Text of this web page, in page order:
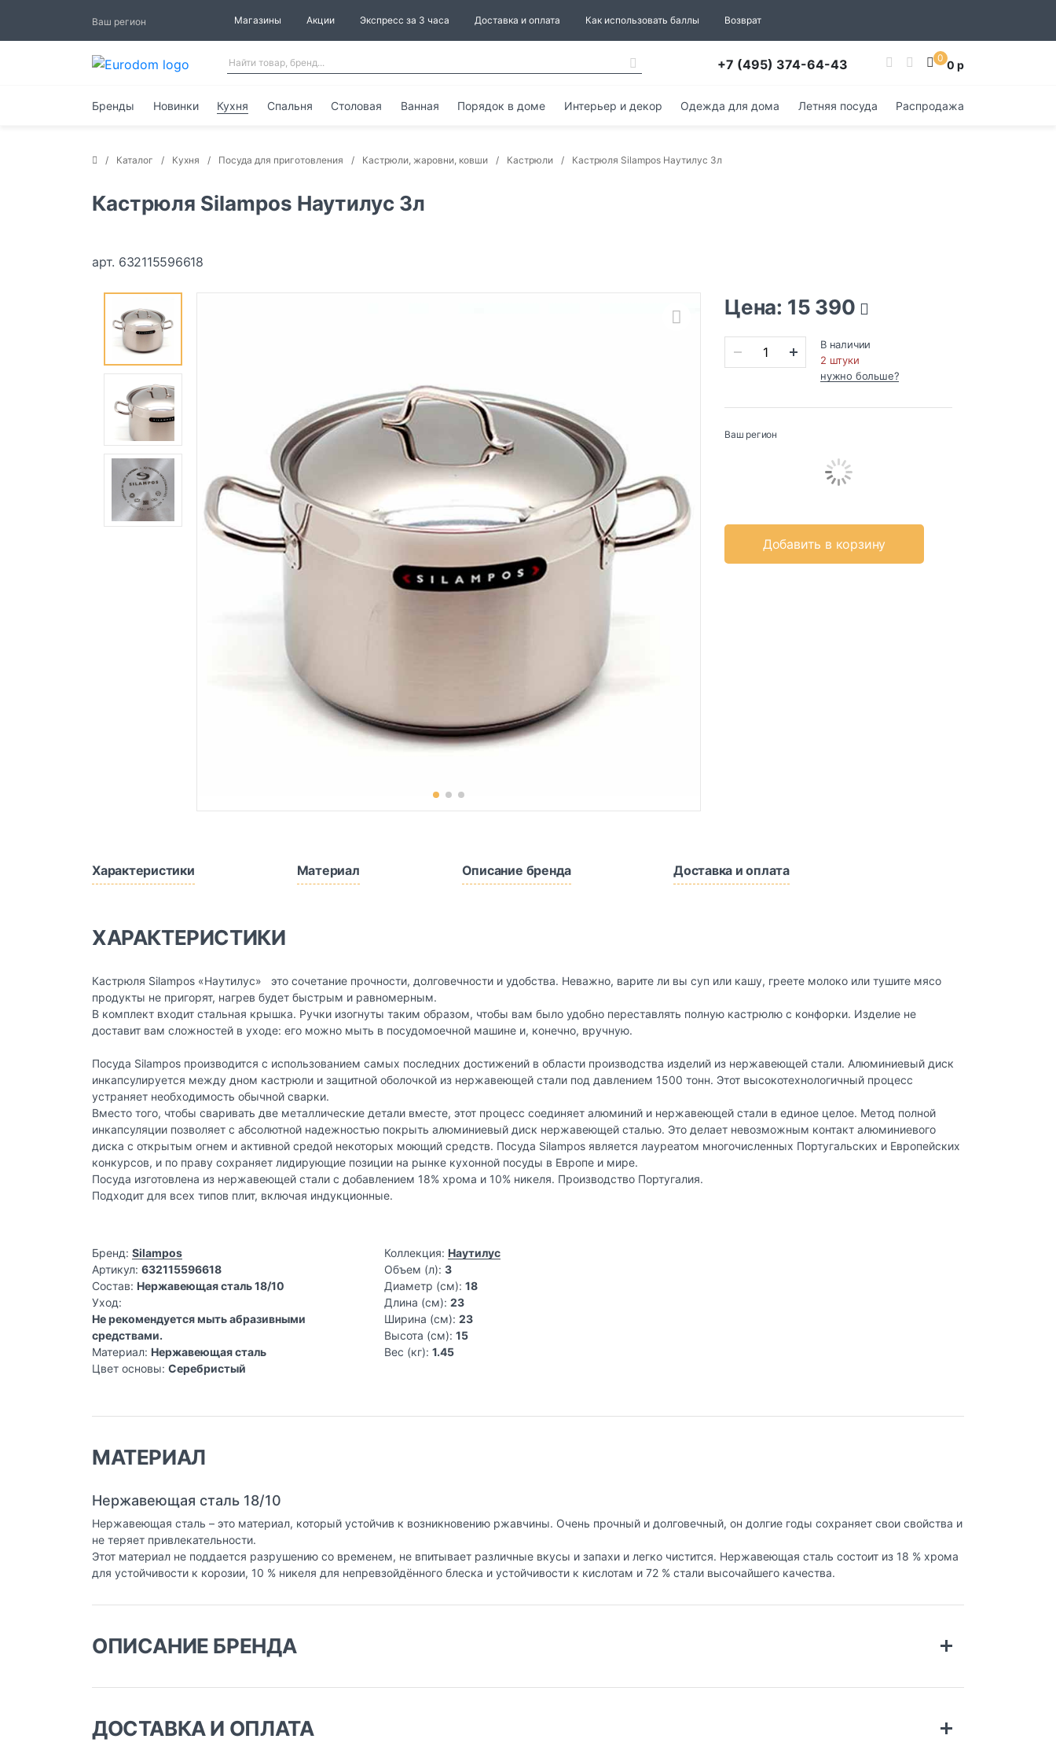
Ваш регион Магазины Акции Экспресс за 3 часа Доставка и оплата Как использовать баллы Возврат
+7 (495) 374-64-43 0 0 р
Бренды Новинки Кухня Спальня Столовая Ванная Порядок в доме Интерьер и декор Одежда для дома Летняя посуда Распродажа
Каталог Кухня Посуда для приготовления Кастрюли, жаровни, ковши Кастрюли Кастрюля Silampos Наутилус 3л
Кастрюля Silampos Наутилус 3л
арт. 632115596618
Цена: 15 390
В наличии
2 штуки
нужно больше?
Ваш регион
Добавить в корзину
Характеристики Материал Описание бренда Доставка и оплата
ХАРАКТЕРИСТИКИ
Кастрюля Silampos «Наутилус» это сочетание прочности, долговечности и удобства. Неважно, варите ли вы суп или кашу, греете молоко или тушите мясо
продукты не пригорят, нагрев будет быстрым и равномерным.
В комплект входит стальная крышка. Ручки изогнуты таким образом, чтобы вам было удобно переставлять полную кастрюлю с конфорки. Изделие не
доставит вам сложностей в уходе: его можно мыть в посудомоечной машине и, конечно, вручную.
Посуда Silampos производится с использованием самых последних достижений в области производства изделий из нержавеющей стали. Алюминиевый диск
инкапсулируется между дном кастрюли и защитной оболочкой из нержавеющей стали под давлением 1500 тонн. Этот высокотехнологичный процесс
устраняет необходимость обычной сварки.
Вместо того, чтобы сваривать две металлические детали вместе, этот процесс соединяет алюминий и нержавеющей стали в единое целое. Метод полной
инкапсуляции позволяет с абсолютной надежностью покрыть алюминиевый диск нержавеющей сталью. Это делает невозможным контакт алюминиевого
диска с открытым огнем и активной средой некоторых моющий средств. Посуда Silampos является лауреатом многочисленных Португальских и Европейских
конкурсов, и по праву сохраняет лидирующие позиции на рынке кухонной посуды в Европе и мире.
Посуда изготовлена из нержавеющей стали с добавлением 18% хрома и 10% никеля. Производство Португалия.
Подходит для всех типов плит, включая индукционные.
Бренд: Silampos
Артикул: 632115596618
Состав: Нержавеющая сталь 18/10
Уход:
Не рекомендуется мыть абразивными
средствами.
Материал: Нержавеющая сталь
Цвет основы: Серебристый
Коллекция: Наутилус
Объем (л): 3
Диаметр (см): 18
Длина (см): 23
Ширина (см): 23
Высота (см): 15
Вес (кг): 1.45
МАТЕРИАЛ
Нержавеющая сталь 18/10
Нержавеющая сталь – это материал, который устойчив к возникновению ржавчины. Очень прочный и долговечный, он долгие годы сохраняет свои свойства и
не теряет привлекательности.
Этот материал не поддается разрушению со временем, не впитывает различные вкусы и запахи и легко чистится. Нержавеющая сталь состоит из 18 % хрома
для устойчивости к корозии, 10 % никеля для непревзойдённого блеска и устойчивости к кислотам и 72 % стали высочайшего качества.
ОПИСАНИЕ БРЕНДА
производства, привлекая лучших специалистов и дизайнеров. Посуда Silampos является лауреатом многочисленных Португальских и Европейских
Для ресторанов и отелей фабрикой была разработана специальная серия GRANDHOTEL. Посуда изготовлена из стали 18/10 и оснащена специальным
ДОСТАВКА И ОПЛАТА